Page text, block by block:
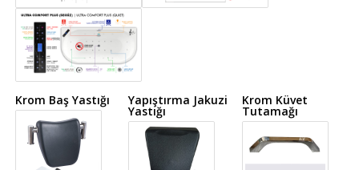
Krom Baş Yastığı Yapıştırma Jakuzi
Yastığı
Krom Küvet
Tutamağı